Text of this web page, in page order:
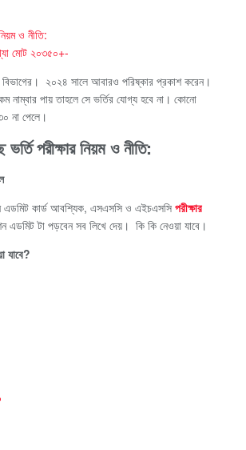
ও নীতি:
মোট ২০৩৫০+-
২০২৪ সালে আবারও পরিষ্কার প্রকাশ করেন।
নাম্বার পায় তাহলে সে ভর্তির যোগ্য হবে না। কোনো
না পেলে।
ভর্তি পরীক্ষার নিয়ম ও নীতি:
এডমিট কার্ড আবশ্যিক, এসএসসি ও এইচএসসি পরীক্ষার
টা পড়বেন সব লিখে দেয়। কি কি নেওয়া যাবে।
যাবে?